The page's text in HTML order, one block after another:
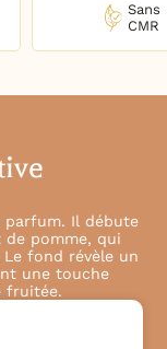
Sans
CMR
parfum. Il débute
de pomme, qui
fond révèle un
une touche
fruitée.